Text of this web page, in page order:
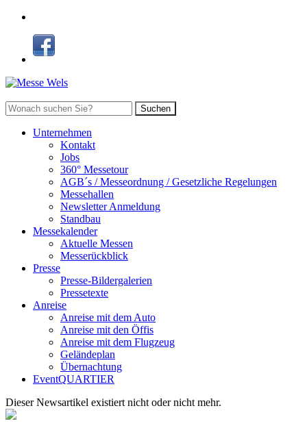
Suchen
Unternehmen
Kontakt
Jobs
360° Messetour
AGB´s / Messeordnung / Gesetzliche Regelungen
Messehallen
Newsletter Anmeldung
Standbau
Messekalender
Aktuelle Messen
Messerückblick
Presse
Presse-Bildergalerien
Pressetexte
Anreise
Anreise mit dem Auto
Anreise mit den Öffis
Anreise mit dem Flugzeug
Geländeplan
Übernachtung
EventQUARTIER
Dieser Newsartikel existiert nicht oder nicht mehr.